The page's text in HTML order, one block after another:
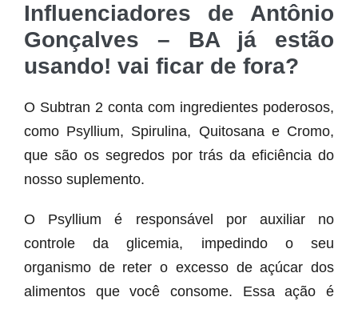
Influenciadores de Antônio
Gonçalves – BA já estão
usando! vai ficar de fora?
O Subtran 2 conta com ingredientes poderosos,
como Psyllium, Spirulina, Quitosana e Cromo,
que são os segredos por trás da eficiência do
nosso suplemento.
O Psyllium é responsável por auxiliar no
controle da glicemia, impedindo o seu
organismo de reter o excesso de açúcar dos
alimentos que você consome. Essa ação é